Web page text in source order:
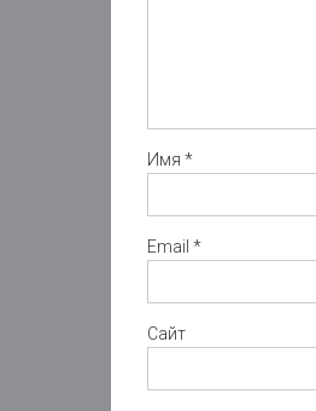
Имя *
Email *
Сайт